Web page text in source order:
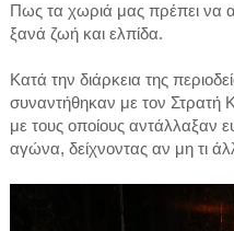
Πως τα χωριά μας πρέπει να
ξανά ζωή και ελπίδα.
Κατά την διάρκεια της
συναντήθηκαν με τον Στρατή
με τους οποίους αντάλλαξαν
αγώνα, δείχνοντας αν μη τι